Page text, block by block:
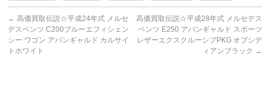
← 高価買取伝説☆平成24年式 メルセ
デスベンツ C200ブルーエフィシェン
シー ワゴン アバンギャルド カルサイ
トホワイト
高価買取伝説☆平成28年式 メルセデス
ベンツ E250 アバンギャルド スポーツ
レザーエクスクルーシブPKG オブシデ
ィアンブラック →